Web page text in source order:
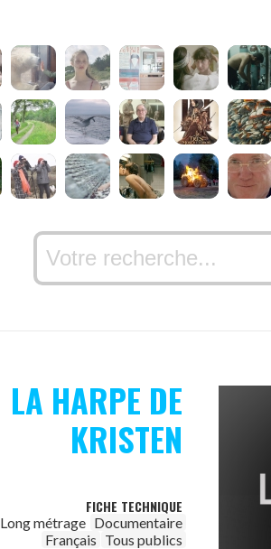
LA HARPE DE
KRISTEN
FICHE TECHNIQUE
Long métrage Documentaire
Français Tous publics